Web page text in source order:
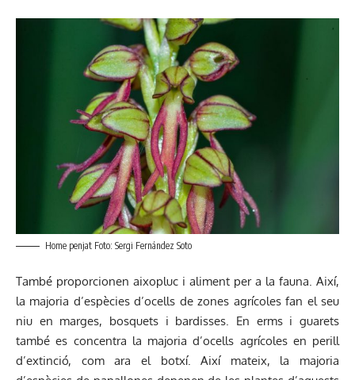
Home penjat Foto: Sergi Fernández Soto
També proporcionen aixopluc i aliment per a la fauna. Així,
la majoria d’espècies d’ocells de zones agrícoles fan el seu
niu en marges, bosquets i bardisses. En erms i guarets
també es concentra la majoria d’ocells agrícoles en perill
d’extinció, com ara el botxí. Així mateix, la majoria